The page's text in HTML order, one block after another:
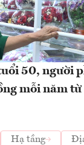
50, người
mỗi năm
Hạ tầng